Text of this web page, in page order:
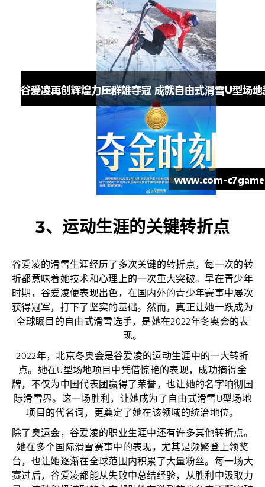
3、运动生涯的关键转折点
谷爱凌的滑雪生涯经历了多次关键的转折点，每一次的转
折都意味着她技术和心理上的一次重大突破。早在青少年
时期，谷爱凌便表现出色，在国内外的青少年赛事中屡次
获得冠军，打下了坚实的基础。然而，真正让她一跃成为
全球瞩目的自由式滑雪选手，是她在2022年冬奥会的表
现。
2022年，北京冬奥会是谷爱凌的运动生涯中的一大转折
点。她在U型场地项目中凭借惊艳的表现，成功摘得金
牌，不仅为中国代表团赢得了荣誉，也让她的名字响彻国
际滑雪界。这一场胜利，让她成为了自由式滑雪U型场地
项目的代名词，更奠定了她在该领域的统治地位。
除了奥运会，谷爱凌的职业生涯中还有许多其他转折点。
她在多个国际滑雪赛事中的表现，尤其是频繁登上领奖
台，也让她逐渐在全球范围内积累了大量粉丝。每一场大
赛过后，谷爱凌都能从失败中总结经验，从胜利中汲取力